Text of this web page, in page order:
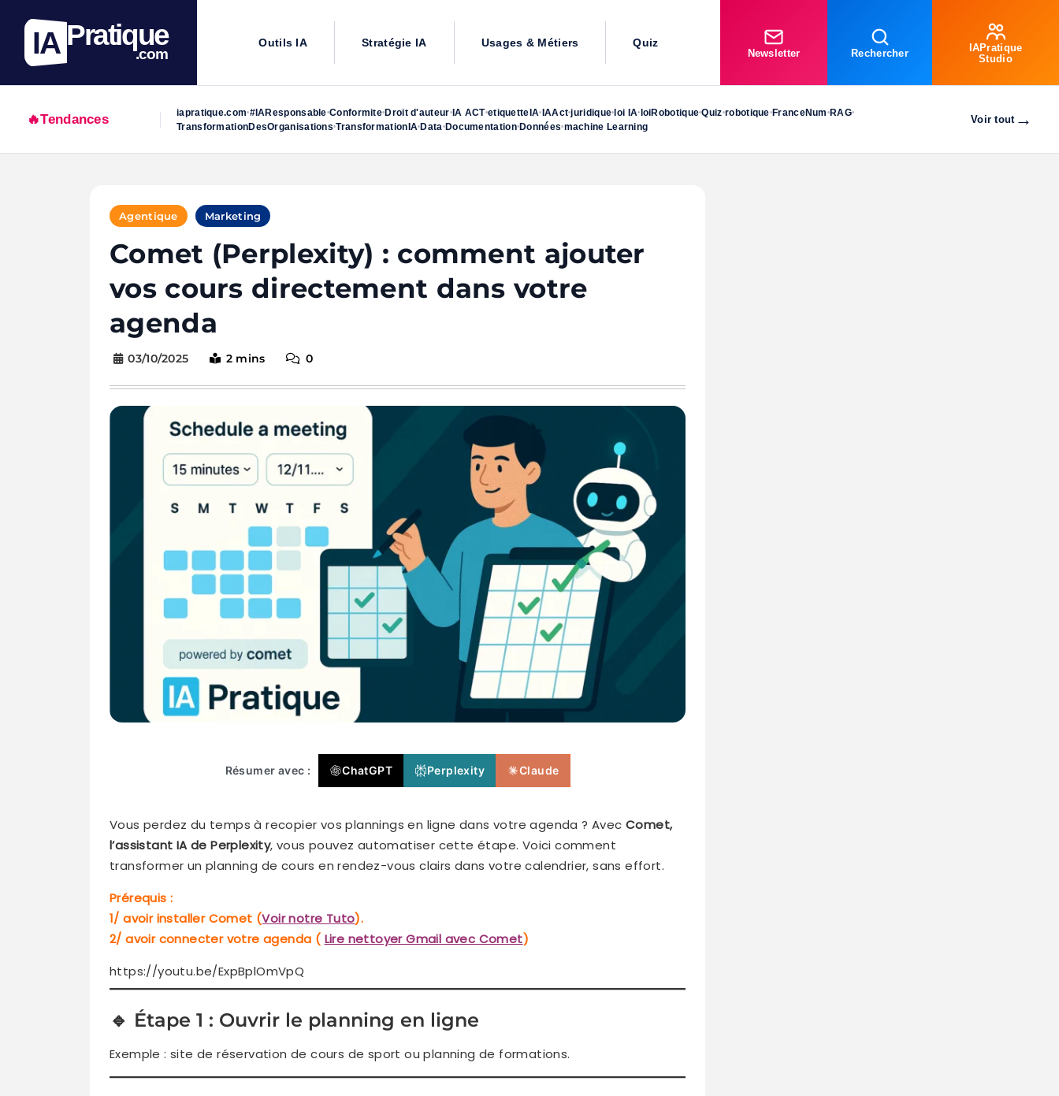
IA Pratique
.com
Outils IA Stratégie IA Usages & Métiers Quiz
Newsletter Rechercher
IAPratique
Studio
🔥Tendances iapratique.com•#IAResponsable•Conformite• Droit d'auteur•IA ACT•etiquetteIA• IAAct•juridique• loi IA• loiRobotique•Quiz•robotique• FranceNum • RAG•
TransformationDesOrganisations•TransformationIA• Data •Documentation• Données•machine Learning
Voir tout→
Agentique Marketing
Comet (Perplexity) : comment ajouter
vos cours directement dans votre
agenda
03/10/2025 2 mins 0
Résumer avec : ChatGPT Perplexity Claude
Vous perdez du temps à recopier vos plannings en ligne dans votre agenda ? Avec Comet,
l’assistant IA de Perplexity, vous pouvez automatiser cette étape. Voici comment
transformer un planning de cours en rendez-vous clairs dans votre calendrier, sans effort.
Prérequis :
1/ avoir installer Comet (Voir notre Tuto).
2/ avoir connecter votre agenda ( Lire nettoyer Gmail avec Comet)
https://youtu.be/ExpBplOmVpQ
🔹 Étape 1 : Ouvrir le planning en ligne
Exemple : site de réservation de cours de sport ou planning de formations.